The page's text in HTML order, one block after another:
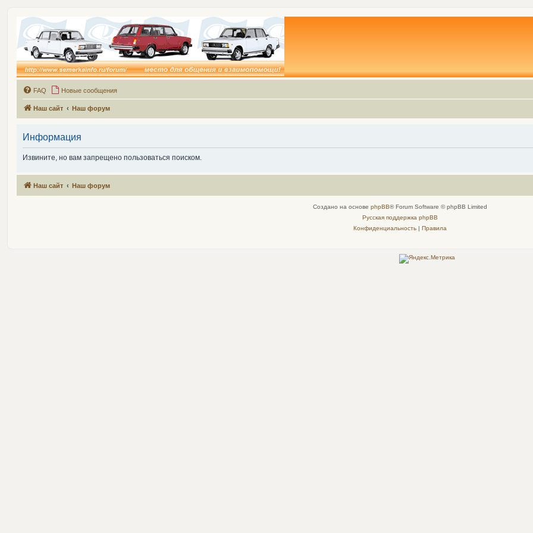
FAQ Новые сообщения
Наш сайт Наш форум
Информация
Извините, но вам запрещено пользоваться поиском.
Наш сайт Наш форум
Создано на основе phpBB® Forum Software © phpBB Limited
Русская поддержка phpBB
Конфиденциальность| Правила